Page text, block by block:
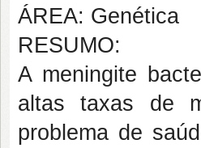
ÁREA: Genética
RESUMO:
A meningite
altas taxas de
problema de